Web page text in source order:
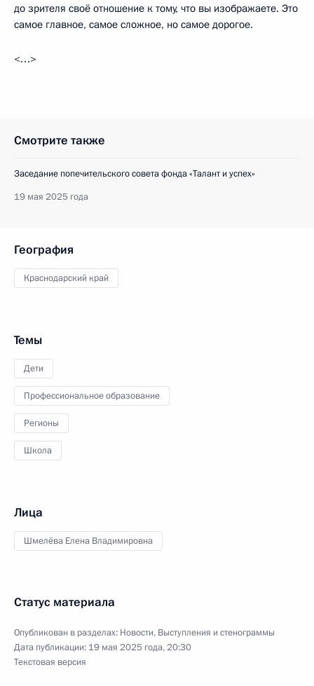
до зрителя своё отношение к тому, что вы изображаете. Это
самое главное, самое сложное, но самое дорогое.
<…>
Смотрите также
Заседание попечительского совета фонда «Талант и успех»
19 мая 2025 года
География
Краснодарский край
Темы
Дети
Профессиональное образование
Регионы
Школа
Лица
Шмелёва Елена Владимировна
Статус материала
Опубликован в разделах: Новости, Выступления и стенограммы
Дата публикации: 19 мая 2025 года, 20:30
Текстовая версия